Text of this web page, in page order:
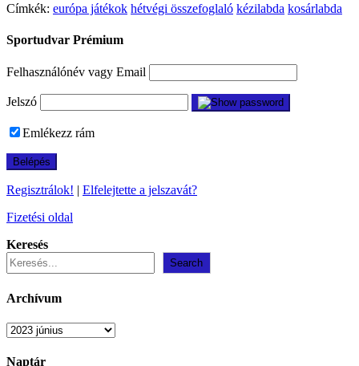
Címkék: európa játékok hétvégi összefoglaló kézilabda kosárlabda
Sportudvar Prémium
Felhasználónév vagy Email
Jelszó
Emlékezz rám
Regisztrálok! | Elfelejtette a jelszavát?
Fizetési oldal
Keresés
Search
Archívum
Archívum
Naptár